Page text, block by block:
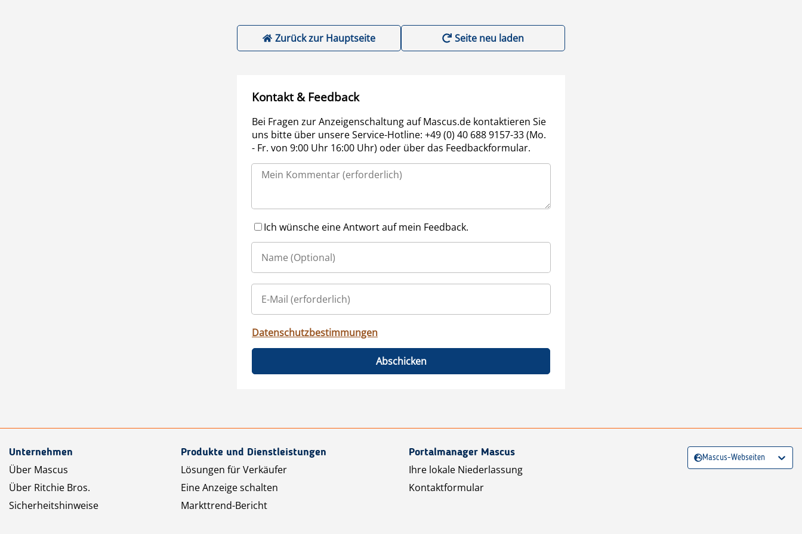
Zurück zur Hauptseite Seite neu laden
Kontakt & Feedback
Bei Fragen zur Anzeigenschaltung auf Mascus.de kontaktieren Sie
uns bitte über unsere Service-Hotline: +49 (0) 40 688 9157-33 (Mo.
- Fr. von 9:00 Uhr 16:00 Uhr) oder über das Feedbackformular.
Ich wünsche eine Antwort auf mein Feedback.
Datenschutzbestimmungen
Abschicken
Unternehmen
Über Mascus
Über Ritchie Bros.
Sicherheitshinweise
Produkte und Dienstleistungen
Lösungen für Verkäufer
Eine Anzeige schalten
Markttrend-Bericht
Portalmanager Mascus
Ihre lokale Niederlassung
Kontaktformular
Mascus-Webseiten